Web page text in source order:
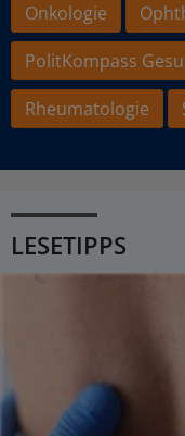
Onkologie
PolitKompass
Rheumatologie
LESETIPPS